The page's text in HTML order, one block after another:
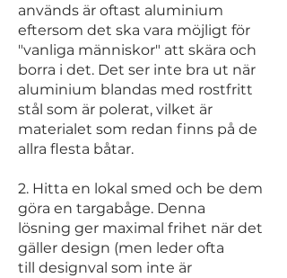
används är oftast aluminium
eftersom det ska vara möjligt för
"vanliga människor" att skära och
borra i det. Det ser inte bra ut när
aluminium blandas med rostfritt
stål som är polerat, vilket är
materialet som redan finns på de
allra flesta båtar.
2. Hitta en lokal smed och be dem
göra en targabåge. Denna
lösning ger maximal frihet när det
gäller design (men leder ofta
till designval som inte är